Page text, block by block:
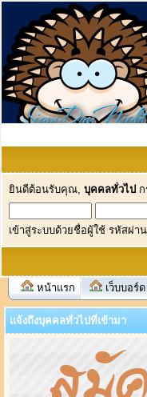
ยินดีต้อนรับคุณ, บุคคลทั่วไป
เข้าสู่ระบบด้วยชื่อผู้ใช้ รหัสผ่า
หน้าแรก เว็บบอร์ด
แจ้งถึงบุคคลทั่วไปที่เข้ามา